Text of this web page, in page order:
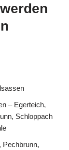
– Egerteich,
Schloppach
Pechbrunn,